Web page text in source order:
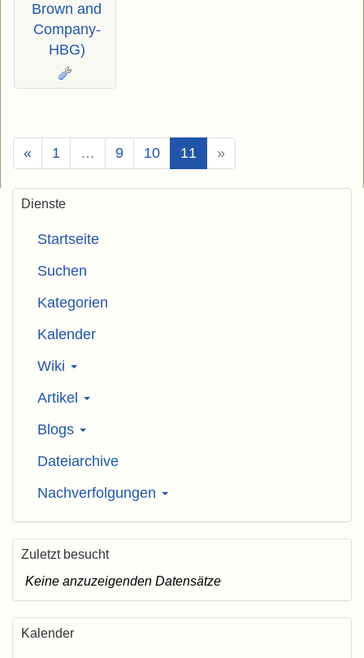
Brown and
Company-
HBG)
« 1 … 9 10 11 (Aktuell)
»
Dienste
Startseite
Suchen
Kategorien
Kalender
Wiki
Artikel
Blogs
Dateiarchive
Nachverfolgungen
Zuletzt besucht
Keine anzuzeigenden Datensätze
Kalender